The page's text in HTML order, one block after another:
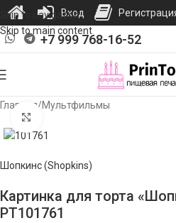
Skip to navigation
Skip to main content
+7 999 768-16-52
Главная/Мультфильмы
Шопкинс (Shopkins)
Картинка для торта
PT101761
Вход